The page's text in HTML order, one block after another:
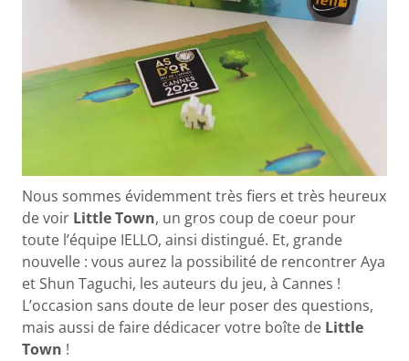
Nous sommes évidemment très fiers et très heureux
de voir Little Town, un gros coup de coeur pour
toute l’équipe IELLO, ainsi distingué. Et, grande
nouvelle : vous aurez la possibilité de rencontrer Aya
et Shun Taguchi, les auteurs du jeu, à Cannes !
L’occasion sans doute de leur poser des questions,
mais aussi de faire dédicacer votre boîte de Little
Town !